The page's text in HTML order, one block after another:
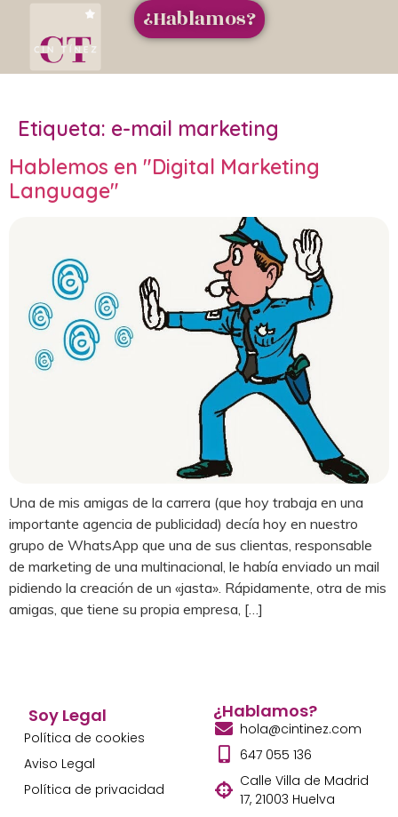
¿Hablamos?
Etiqueta: e-mail marketing
Hablemos en "Digital Marketing
Language"
Una de mis amigas de la carrera (que hoy trabaja en una
importante agencia de publicidad) decía hoy en nuestro
grupo de WhatsApp que una de sus clientas, responsable
de marketing de una multinacional, le había enviado un mail
pidiendo la creación de un «jasta». Rápidamente, otra de mis
amigas, que tiene su propia empresa, […]
Soy Legal
Política de cookies
Aviso Legal
Política de privacidad
¿Hablamos?
hola@cintinez.com
647 055 136
Calle Villa de Madrid
17, 21003 Huelva